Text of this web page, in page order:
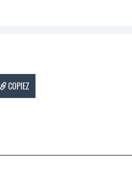
COPIEZ